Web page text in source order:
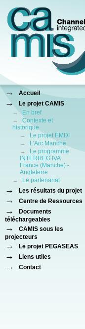
→ Accueil
→
Le projet CAMIS
→ En bref
→
Contexte et
historique
→
Le projet EMDI
→
L'Arc Manche
→
Le programme
INTERREG IVA
France (Manche) -
Angleterre
→
Le partenariat
→ Les résultats du projet
→ Centre de Ressources
→
Documents
téléchargeables
→
CAMIS sous les
projecteurs
→ Le projet PEGASEAS
→ Liens utiles
→ Contact